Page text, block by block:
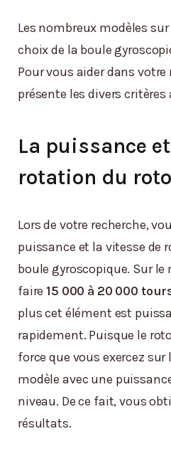
Les nombreux modèles
choix de la boule
Pour vous aider dans votre
présente les divers critères
La puissance
rotation du
Lors de votre recherche,
puissance et la vitesse de
boule gyroscopique. Sur
faire 15 000 à 20 000
plus cet élément est
rapidement. Puisque le
force que vous exercez
modèle avec une
niveau. De ce fait, vous
résultats.